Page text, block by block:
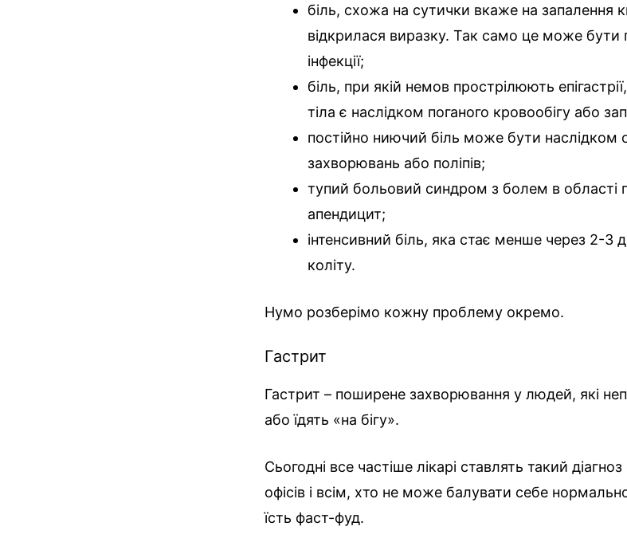
біль, схожа на сутички вкаже на запалення
відкрилася виразку. Так само це може бути
інфекції;
біль, при якій немов прострілюють
тіла є наслідком поганого кровообігу або
постійно ниючий біль може бути наслідком
захворювань або поліпів;
тупий больовий синдром з болем в області
апендицит;
інтенсивний біль, яка стає менше через 2-3
коліту.
Нумо розберімо кожну проблему окремо.
Гастрит
Гастрит – поширене захворювання у людей, які
або їдять «на бігу».
Сьогодні все частіше лікарі ставлять такий
офісів і всім, хто не може балувати себе
їсть фаст-фуд.